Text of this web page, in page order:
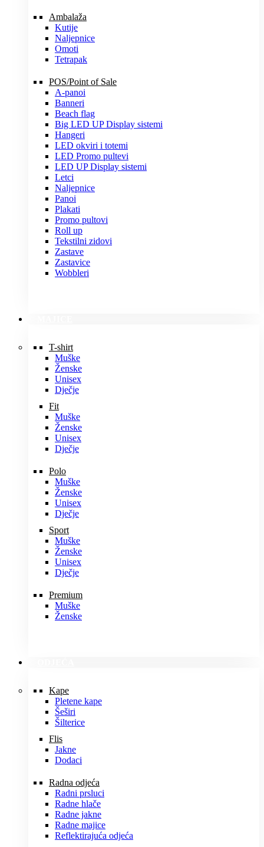
Ambalaža
Kutije
Naljepnice
Omoti
Tetrapak
POS/Point of Sale
A-panoi
Banneri
Beach flag
Big LED UP Display sistemi
Hangeri
LED okviri i totemi
LED Promo pultevi
LED UP Display sistemi
Letci
Naljepnice
Panoi
Plakati
Promo pultovi
Roll up
Tekstilni zidovi
Zastave
Zastavice
Wobbleri
T-shirt
Muške
Ženske
Unisex
Dječje
Fit
Muške
Ženske
Unisex
Dječje
Polo
Muške
Ženske
Unisex
Dječje
Sport
Muške
Ženske
Unisex
Dječje
Premium
Muške
Ženske
Kape
Pletene kape
Šeširi
Šilterice
Flis
Jakne
Dodaci
Radna odjeća
Radni prsluci
Radne hlače
Radne jakne
Radne majice
Reflektirajuća odjeća